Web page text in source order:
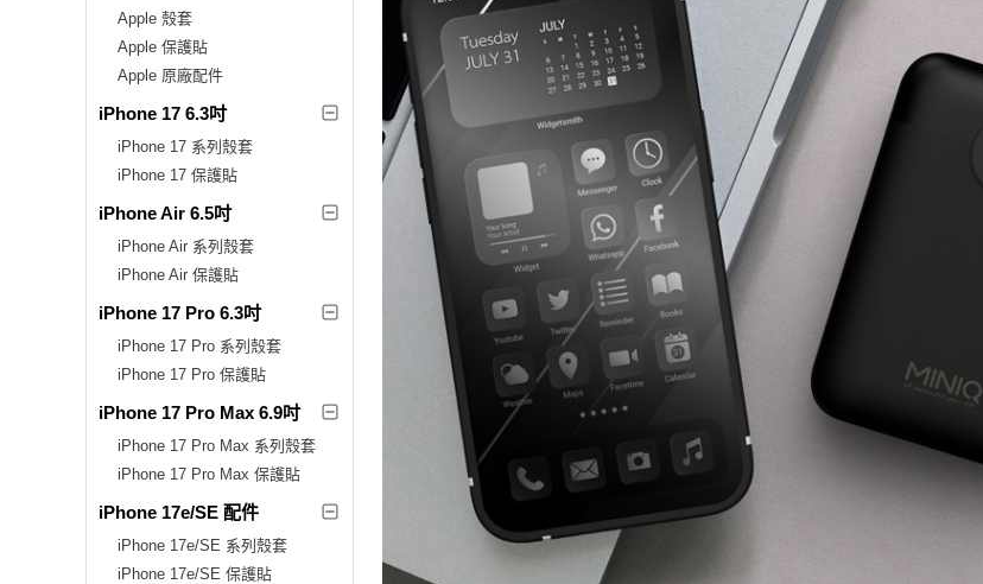
Apple 殼套
Apple 保護貼
Apple 原廠配件
iPhone 17 6.3吋
iPhone 17 系列殼套
iPhone 17 保護貼
iPhone Air 6.5吋
iPhone Air 系列殼套
iPhone Air 保護貼
iPhone 17 Pro 6.3吋
iPhone 17 Pro 系列殼套
iPhone 17 Pro 保護貼
iPhone 17 Pro Max 6.9吋
iPhone 17 Pro Max 系列殼套
iPhone 17 Pro Max 保護貼
iPhone 17e/SE 配件
iPhone 17e/SE 系列殼套
iPhone 17e/SE 保護貼